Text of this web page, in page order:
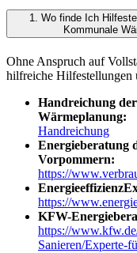
1. Wo finde Ich
Kommunale
Ohne Anspruch auf
hilfreiche Hilfestellungen
Handreichung
Wärmeplanung:
Handreichung
Energieberatung
Vorpommern:
https://
https://
KFW-
https://
Sanieren/Experte-